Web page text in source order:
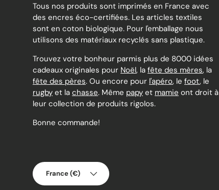
Tous nos produits sont imprimés en France avec
des encres éco-certifiées. Les articles textiles
sont en coton biologique. Pour l'emballage nous
utilisons des matériaux recyclés sans plastique.
Trouvez votre bonheur parmis plus de 8000 idées
cadeaux originales pour Noël, la fête des mères, la
fête des pères. Ou encore pour l'apéro, le foot, le
rugby et la chasse. Même papy et mamie ont droit à
leur collection de produits rigolos.
Bonne commande!
Pays
France (€)